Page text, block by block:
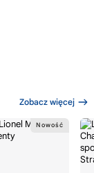
Zobacz więcej